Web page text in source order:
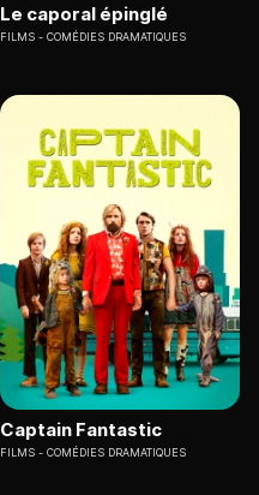
Le caporal épinglé
FILMS COMÉDIES DRAMATIQUES
Captain Fantastic
FILMS COMÉDIES DRAMATIQUES